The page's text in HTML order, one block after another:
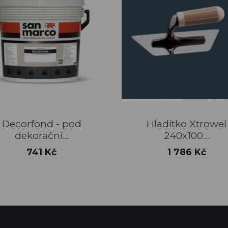
Rychlý náhled
Decorfond - pod
dekorační...
Cena
741 Kč
Rychlý náhled
Hladítko Xtrowel
240x100...
Cena
1 786 Kč